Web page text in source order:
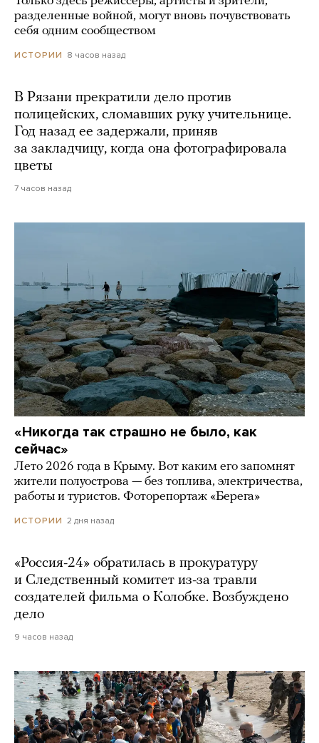
разделенные войной, могут вновь почувствовать
себя одним сообществом
ИСТОРИИ 8 часов назад
В Рязани прекратили дело против
полицейских, сломавших руку учительнице.
Год назад ее задержали, приняв
за закладчицу, когда она фотографировала
цветы
7 часов назад
«Никогда так страшно не было, как
сейчас»
Лето 2026 года в Крыму. Вот каким его запомнят
жители полуострова — без топлива, электричества,
работы и туристов. Фоторепортаж «Берега»
ИСТОРИИ 2 дня назад
«Россия-24» обратилась в прокуратуру
и Следственный комитет из-за травли
создателей фильма о Колобке. Возбуждено
дело
9 часов назад